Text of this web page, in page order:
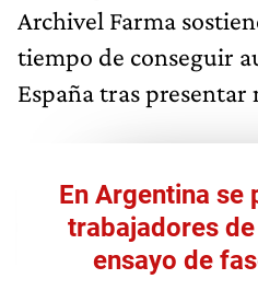
Archivel Farma
tiempo de conseguir
España tras presentar
En Argentina se
trabajadores
ensayo de